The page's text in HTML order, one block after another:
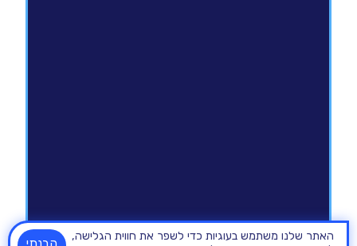
האתר שלנו משתמש בעוגיות כדי לשפר את חווית הגלישה,